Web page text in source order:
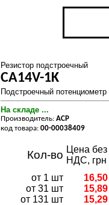
Резистор подстроечный
CA14V-1K
Подстроечный
На складе ...
Производитель: ACP
код товара: 00-00038409
Кол-во Цена без
НДС, грн
от 1 шт
от 31 шт
от 131 шт
16,50
15,89
15,29